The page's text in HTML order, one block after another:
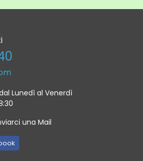
Lunedì al Venerdì
una Mail